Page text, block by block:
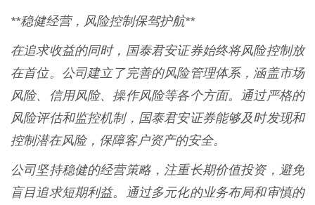
**稳健经营，风险控制保驾护航**
在追求收益的同时，国泰君安证券始终将风险控制放
在首位。公司建立了完善的风险管理体系，涵盖市场
风险、信用风险、操作风险等各个方面。通过严格的
风险评估和监控机制，国泰君安证券能够及时发现和
控制潜在风险，保障客户资产的安全。
公司坚持稳健的经营策略，注重长期价值投资，避免
盲目追求短期利益。通过多元化的业务布局和审慎的